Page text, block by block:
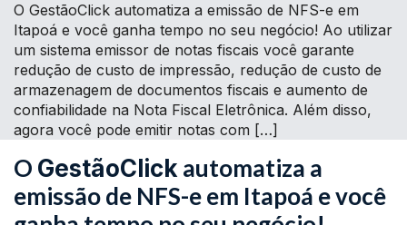
O GestãoClick automatiza a emissão de NFS-e em
Itapoá e você ganha tempo no seu negócio! Ao utilizar
um sistema emissor de notas fiscais você garante
redução de custo de impressão, redução de custo de
armazenagem de documentos fiscais e aumento de
confiabilidade na Nota Fiscal Eletrônica. Além disso,
agora você pode emitir notas com […]
O GestãoClick automatiza a
emissão de NFS-e em Itapoá e você